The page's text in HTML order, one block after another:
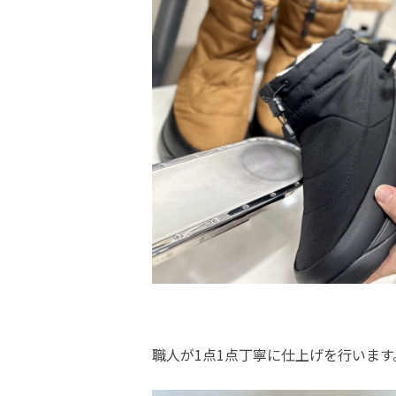
職人が1点1点丁寧に仕上げを行いま